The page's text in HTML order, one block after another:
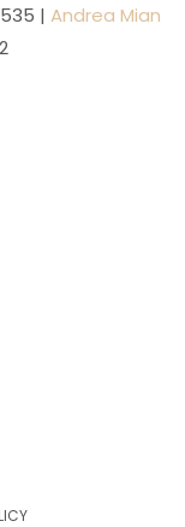
| Andrea Mian